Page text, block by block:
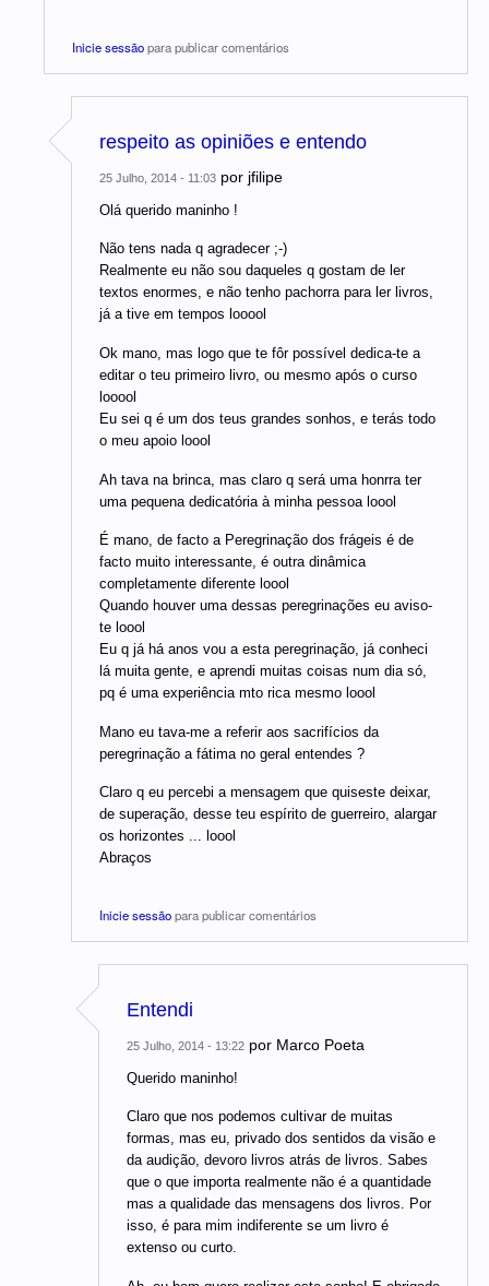
Inicie sessãopara publicar comentários
respeito as opiniões e entendo
25 Julho, 2014 - 11:03 por jfilipe
Olá querido maninho !
Não tens nada q agradecer ;-)
Realmente eu não sou daqueles q gostam de ler
textos enormes, e não tenho pachorra para ler livros,
já a tive em tempos looool
Ok mano, mas logo que te fôr possível dedica-te a
editar o teu primeiro livro, ou mesmo após o curso
looool
Eu sei q é um dos teus grandes sonhos, e terás todo
o meu apoio loool
Ah tava na brinca, mas claro q será uma honrra ter
uma pequena dedicatória à minha pessoa loool
É mano, de facto a Peregrinação dos frágeis é de
facto muito interessante, é outra dinâmica
completamente diferente loool
Quando houver uma dessas peregrinações eu aviso-
te loool
Eu q já há anos vou a esta peregrinação, já conheci
lá muita gente, e aprendi muitas coisas num dia só,
pq é uma experiência mto rica mesmo loool
Mano eu tava-me a referir aos sacrifícios da
peregrinação a fátima no geral entendes ?
Claro q eu percebi a mensagem que quiseste deixar,
de superação, desse teu espírito de guerreiro, alargar
os horizontes ... loool
Abraços
Inicie sessãopara publicar comentários
Entendi
25 Julho, 2014 - 13:22 por Marco Poeta
Querido maninho!
Claro que nos podemos cultivar de muitas
formas, mas eu, privado dos sentidos da visão e
da audição, devoro livros atrás de livros. Sabes
que o que importa realmente não é a quantidade
mas a qualidade das mensagens dos livros. Por
isso, é para mim indiferente se um livro é
extenso ou curto.